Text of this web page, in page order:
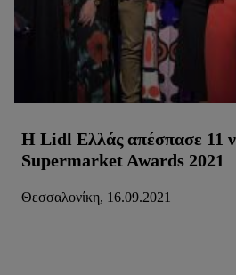
H Lidl Ελλάς απέσπασε 11
Supermarket Awards 2021
Θεσσαλονίκη, 16.09.2021